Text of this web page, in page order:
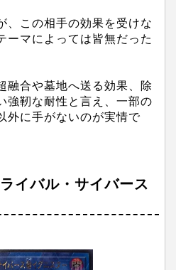
、この相手の効果を受けな
ーマによっては皆無だった
融合や墓地へ送る効果、除
強靭な耐性と言え、一部の
外に手がないのが実情で
イバル・サイバース